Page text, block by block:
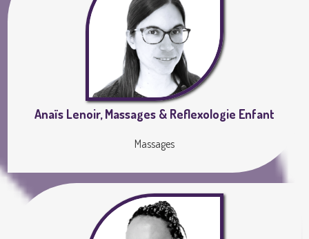
Anaïs Lenoir, Massages & Reflexologie Enfant
Massages